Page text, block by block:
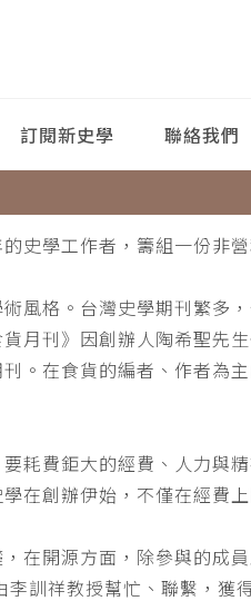
訂閱新史學 聯絡我們
史學工作者，籌組一份非
風格。台灣史學期刊繁多
月刊》因創辦人陶希聖先
。在食貨的編者、作者為
耗費鉅大的經費、人力與
在創辦伊始，不僅在經費
在開源方面，除參與的成
訓祥教授幫忙、聯繫，